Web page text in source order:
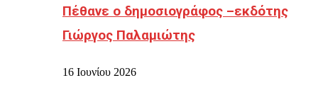
Πέθανε ο δημοσιογράφος –εκδότης
Γιώργος Παλαμιώτης
16 Ιουνίου 2026